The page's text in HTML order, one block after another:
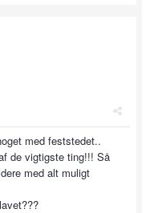
med feststedet..
de vigtigste ting!!! Så
med alt muligt